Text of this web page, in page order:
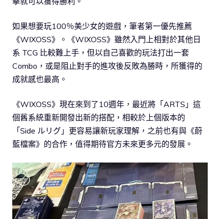
如果想要玩100％美少女的遊戲，筆者第一優先推薦
《WIXOSS》。《WIXOSS》雖然入門上相對於其他日
系 TCG 比較難上手，但以自己喜歡的玩法打出一套
Combo，或是阻止對手的進攻後反敗為勝時，所獲得的
成就感也最高。
《WIXOSS》現在來到了10週年，最近將「ARTS」這
個舊系統重新開發出新的搭配，相較於上個版本的
「Side ルリグ」更容易讓新玩家理解，之前也有與《蔚
藍檔案》的合作，值得期待官方未來更多元的發展。